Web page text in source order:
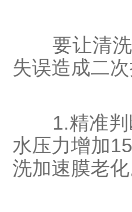
要让清洗
失误造成二次
1.精准判断
水压力增加
洗加速膜老化